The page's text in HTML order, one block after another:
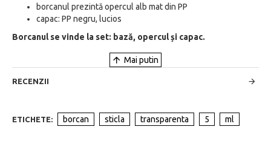
borcanul prezintă opercul alb mat din PP
capac: PP negru, lucios
Borcanul se vinde la set: bază, opercul și capac.
RECENZII
ETICHETE: borcan sticla transparenta 5 ml